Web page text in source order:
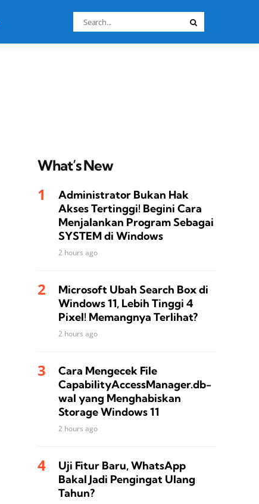
Search
for:
What’s New
Administrator Bukan Hak
Akses Tertinggi! Begini Cara
Menjalankan Program Sebagai
SYSTEM di Windows
2 hours ago
Microsoft Ubah Search Box di
Windows 11, Lebih Tinggi 4
Pixel! Memangnya Terlihat?
2 hours ago
Cara Mengecek File
CapabilityAccessManager.db-
wal yang Menghabiskan
Storage Windows 11
2 hours ago
Uji Fitur Baru, WhatsApp
Bakal Jadi Pengingat Ulang
Tahun?